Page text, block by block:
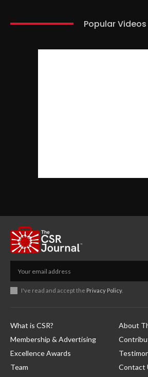
Popular Videos
I've read and accept the Privacy Policy.
What is CSR?
Membership & Advertising
Excellence Awards
Team
About
Contact